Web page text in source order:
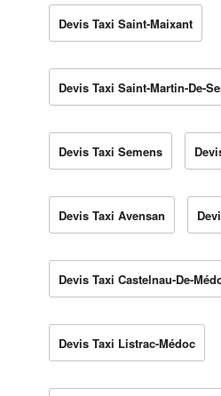
Devis Taxi Saint-Maixant
Devis Taxi Saint-Martin-De-
Devis Taxi Semens
Devis Taxi Avensan
Devis Taxi Castelnau-De-
Devis Taxi Listrac-Médoc